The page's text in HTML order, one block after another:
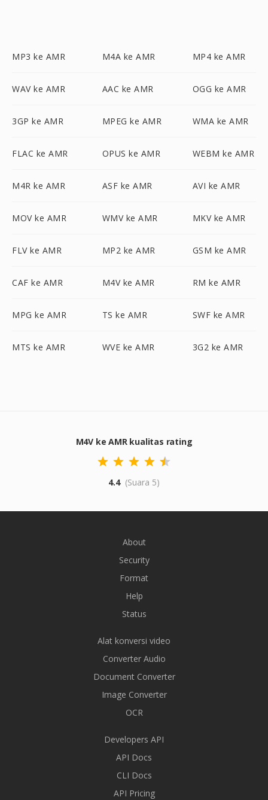
MP3 ke AMR M4A ke AMR MP4 ke AMR
WAV ke AMR AAC ke AMR OGG ke AMR
3GP ke AMR MPEG ke AMR WMA ke AMR
FLAC ke AMR OPUS ke AMR WEBM ke AMR
M4R ke AMR ASF ke AMR AVI ke AMR
MOV ke AMR WMV ke AMR MKV ke AMR
FLV ke AMR MP2 ke AMR GSM ke AMR
CAF ke AMR M4V ke AMR RM ke AMR
MPG ke AMR TS ke AMR SWF ke AMR
MTS ke AMR WVE ke AMR 3G2 ke AMR
M4V ke AMR kualitas rating
4.4 (Suara 5)
About
Security
Format
Help
Status
Alat konversi video
Converter Audio
Document Converter
Image Converter
OCR
Developers API
API Docs
CLI Docs
API Pricing